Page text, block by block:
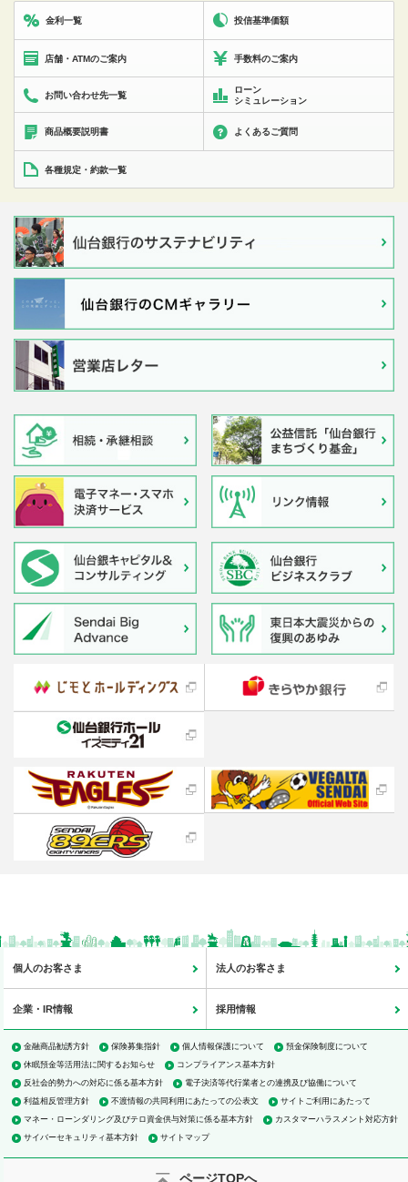
金利一覧 投信基準価額
店舗・ATMのご案内 手数料のご案内
お問い合わせ先一覧
ローン
シミュレーション
商品概要説明書 よくあるご質問
各種規定・約款一覧
個人のお客さま 法人のお客さま
企業・IR情報 採用情報
金融商品勧誘方針 保険募集指針 個人情報保護について
預金保険制度について
休眠預金等活用法に関するお知らせ
コンプライアンス基本方針
反社会的勢力への対応に係る基本方針
電子決済等代行業者との連携及び協働について
利益相反管理方針
不渡情報の共同利用にあたっての公表文
サイトご利用にあたって
マネー・ローンダリング及びテロ資金供与対策に係る基本方針
カスタマーハラスメント対応方針
サイバーセキュリティ基本方針
サイトマップ
ページTOPへ